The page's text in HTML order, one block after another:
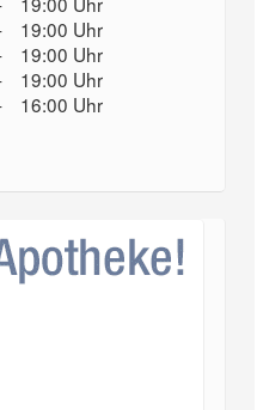
19:00 Uhr
19:00 Uhr
19:00 Uhr
16:00 Uhr